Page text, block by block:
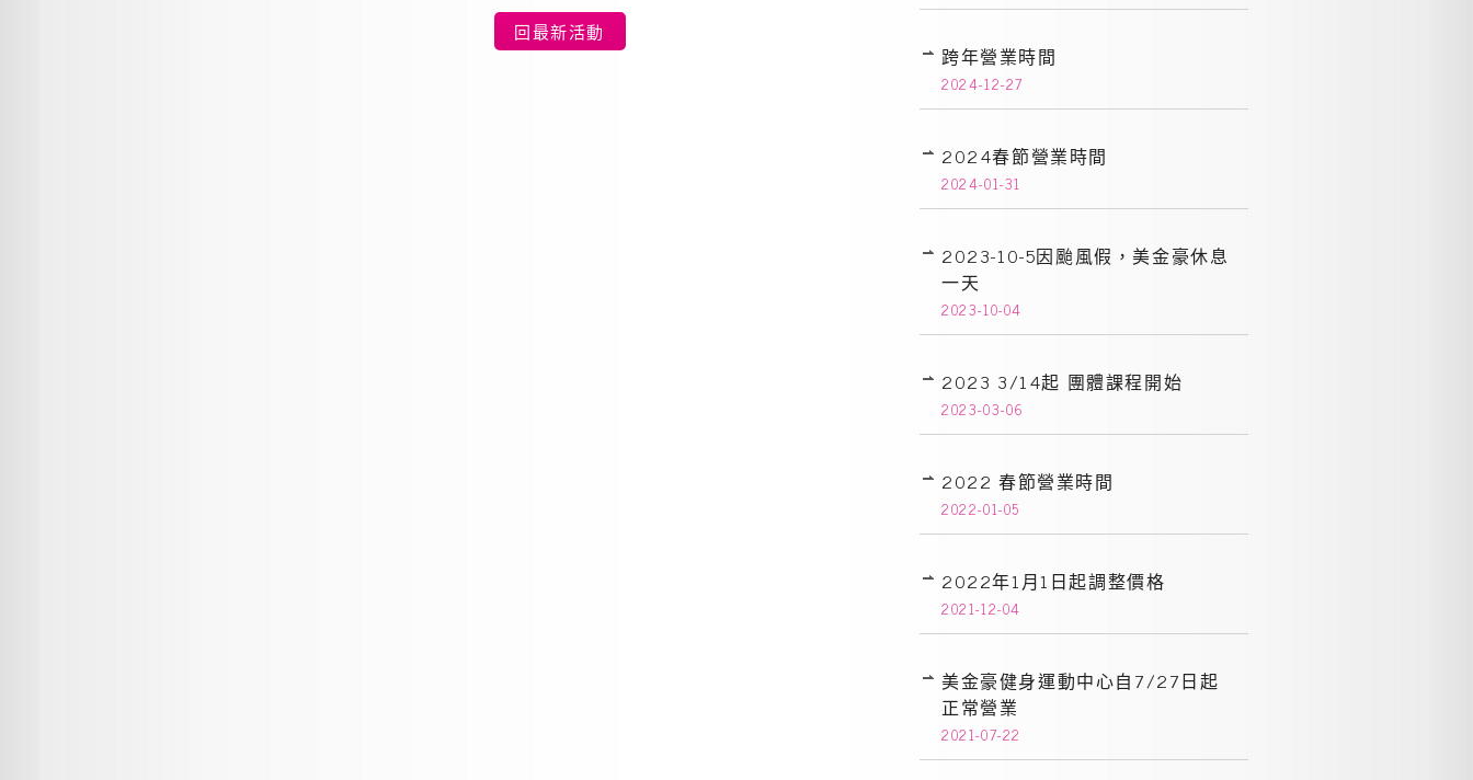
回最新活動
跨年營業時間
2024-12-27
2024春節營業時間
2024-01-31
2023-10-5因颱風假，美金豪休息
一天
2023-10-04
2023 3/14起 團體課程開始
2023-03-06
2022 春節營業時間
2022-01-05
2022年1月1日起調整價格
2021-12-04
美金豪健身運動中心自7/27日起
正常營業
2021-07-22